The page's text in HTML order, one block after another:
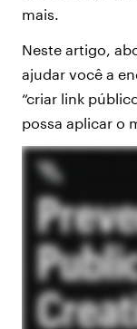
mais.
Neste artigo,
ajudar você a
“criar link
possa aplicar o